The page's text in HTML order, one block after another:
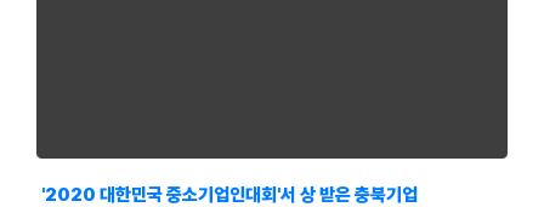
'2020 대한민국 중소기업인대회'서 상 받은 충북기업